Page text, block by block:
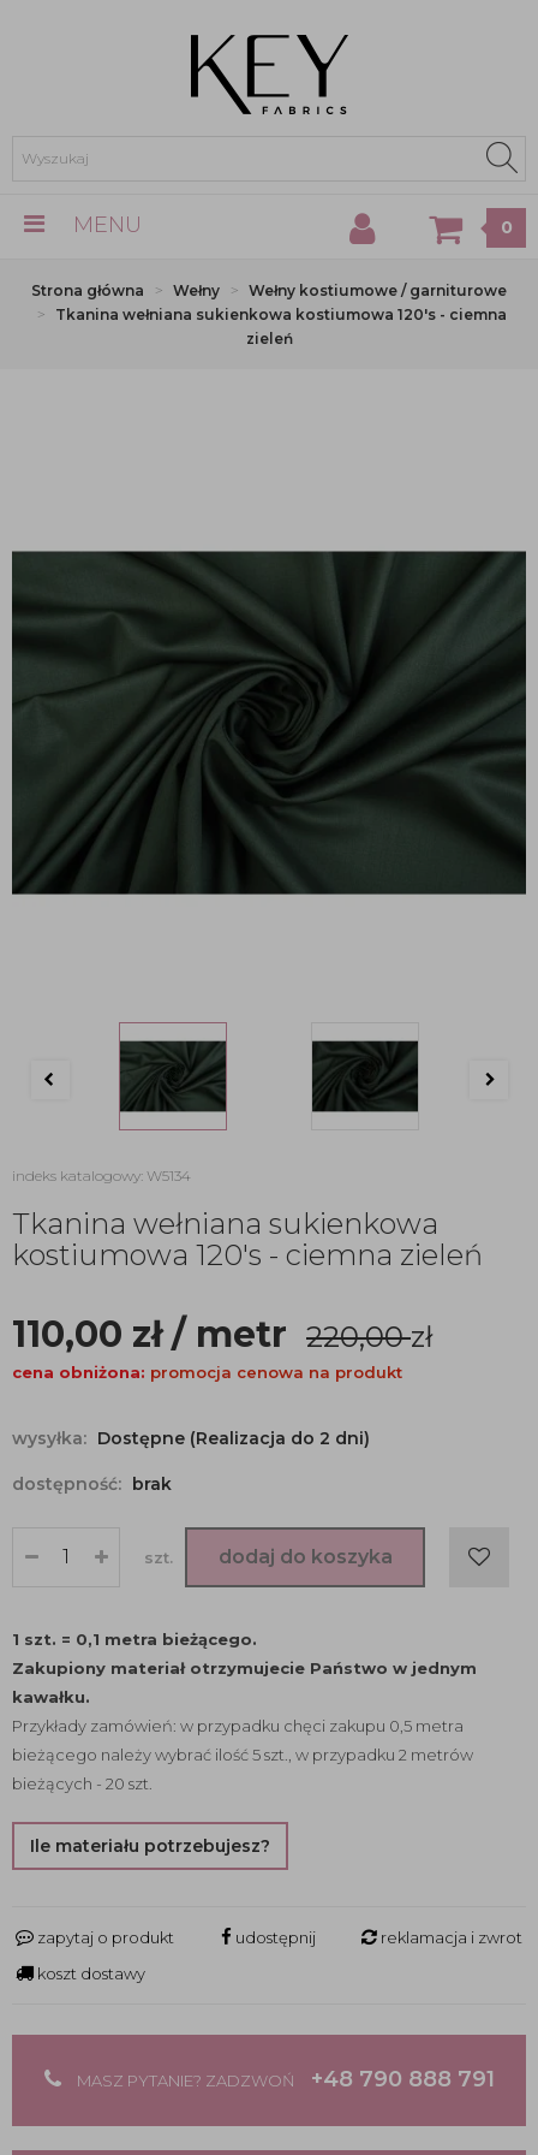
MENU 0
Strona główna Wełny
Wełny kostiumowe / garniturowe
Tkanina wełniana sukienkowa kostiumowa 120's - ciemna
zieleń
indeks katalogowy: W5134
Tkanina wełniana sukienkowa
kostiumowa 120's - ciemna zieleń
110,00 zł/ metr 220,00zł
cena obniżona: promocja cenowa na produkt
wysyłka: Dostępne (Realizacja do 2 dni)
dostępność: brak
szt. dodaj do koszyka
1 szt. = 0,1 metra bieżącego.
Zakupiony materiał otrzymujecie Państwo w jednym
kawałku.
Przykłady zamówień: w przypadku chęci zakupu 0,5 metra
bieżącego należy wybrać ilość 5 szt., w przypadku 2 metrów
bieżących - 20 szt.
Ile materiału potrzebujesz?
zapytaj o produkt udostępnij
reklamacja i zwrot
koszt dostawy
MASZ PYTANIE? ZADZWOŃ +48 790 888 791